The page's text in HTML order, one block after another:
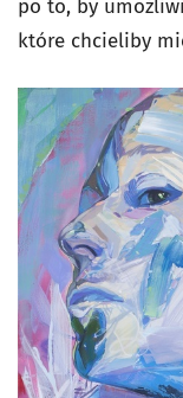
po to, by
które chcieliby